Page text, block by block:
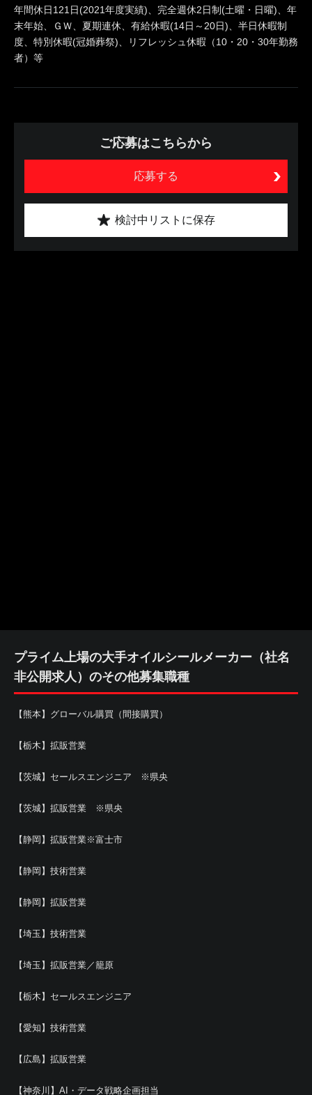
年間休日121日(2021年度実績)、完全週休2日制(土曜・日曜)、年
末年始、ＧＷ、夏期連休、有給休暇(14日～20日)、半日休暇制
度、特別休暇(冠婚葬祭)、リフレッシュ休暇（10・20・30年勤務
者）等
ご応募はこちらから
応募する
検討中リストに保存
プライム上場の大手オイルシールメーカー（社名
非公開求人）のその他募集職種
【熊本】グローバル購買（間接購買）
【栃木】拡販営業
【茨城】セールスエンジニア ※県央
【茨城】拡販営業 ※県央
【静岡】拡販営業※富士市
【静岡】技術営業
【静岡】拡販営業
【埼玉】技術営業
【埼玉】拡販営業／籠原
【栃木】セールスエンジニア
【愛知】技術営業
【広島】拡販営業
【神奈川】AI・データ戦略企画担当